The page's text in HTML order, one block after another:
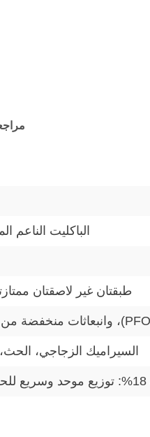
الباكليت
طبقتان غير لاصقتان
السيراميك الزجاجي،